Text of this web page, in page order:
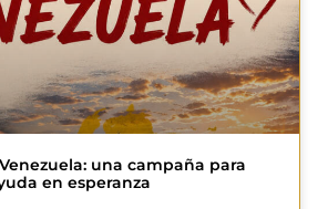
una campaña para
en esperanza